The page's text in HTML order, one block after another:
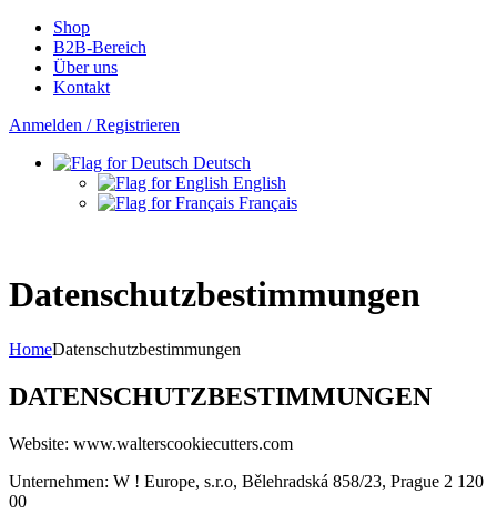
Shop
B2B-Bereich
Über uns
Kontakt
Anmelden / Registrieren
Deutsch
English
Français
Datenschutzbestimmungen
HomeDatenschutzbestimmungen
DATENSCHUTZBESTIMMUNGEN
Website: www.walterscookiecutters.com
Unternehmen: W ! Europe, s.r.o, Bělehradská 858/23, Prague 2 120
00